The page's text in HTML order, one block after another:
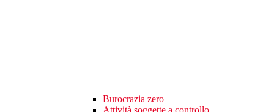
Burocrazia zero